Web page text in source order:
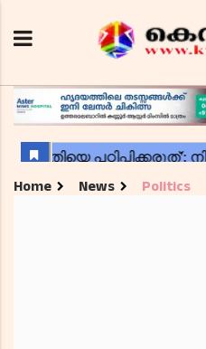
Home News Politics